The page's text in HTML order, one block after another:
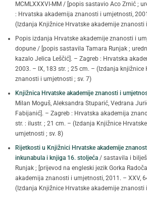
MCMLXXXVI-MM / [popis sastavio Aco Zrnić ;
: Hrvatska akademija znanosti i umjetnosti,
(Izdanja Knjižnice Hrvatske akademije znanosti
Popis izdanja Hrvatske akademije znanosti i
dopune / [popis sastavila Tamara Runjak ;
kazalo Jelica Leščić]. – Zagreb : Hrvatska
2003. – IX, 183 str. ; 25 cm. – (Izdanja knjižnice
znanosti i umjetnosti ; sv. 7)
Knjižnica Hrvatske akademije znanosti i
Milan Moguš, Aleksandra Stuparić, Vedrana
Fabijanić]. – Zagreb : Hrvatska akademija
str. : ilustr. ; 21 cm. – (Izdanja Knjižnice
umjetnosti ; sv. 8)
Rijetkosti u Knjižnici Hrvatske akademije
inkunabula i knjiga 16. stoljeća / sastavila i
Runjak ; [prijevod na engleski jezik Gorka
akademija znanosti i umjetnosti, 2011. – XXV,
(Izdanja Knjižnice Hrvatske akademije znanosti